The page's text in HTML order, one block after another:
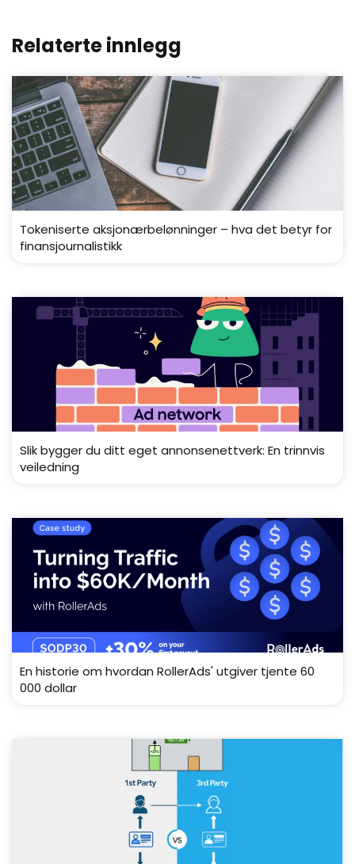
Relaterte innlegg
Tokeniserte aksjonærbelønninger – hva det betyr for
finansjournalistikk
Slik bygger du ditt eget annonsenettverk: En trinnvis
veiledning
En historie om hvordan RollerAds' utgiver tjente 60
000 dollar